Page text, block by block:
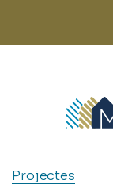
renovables.
Projectes